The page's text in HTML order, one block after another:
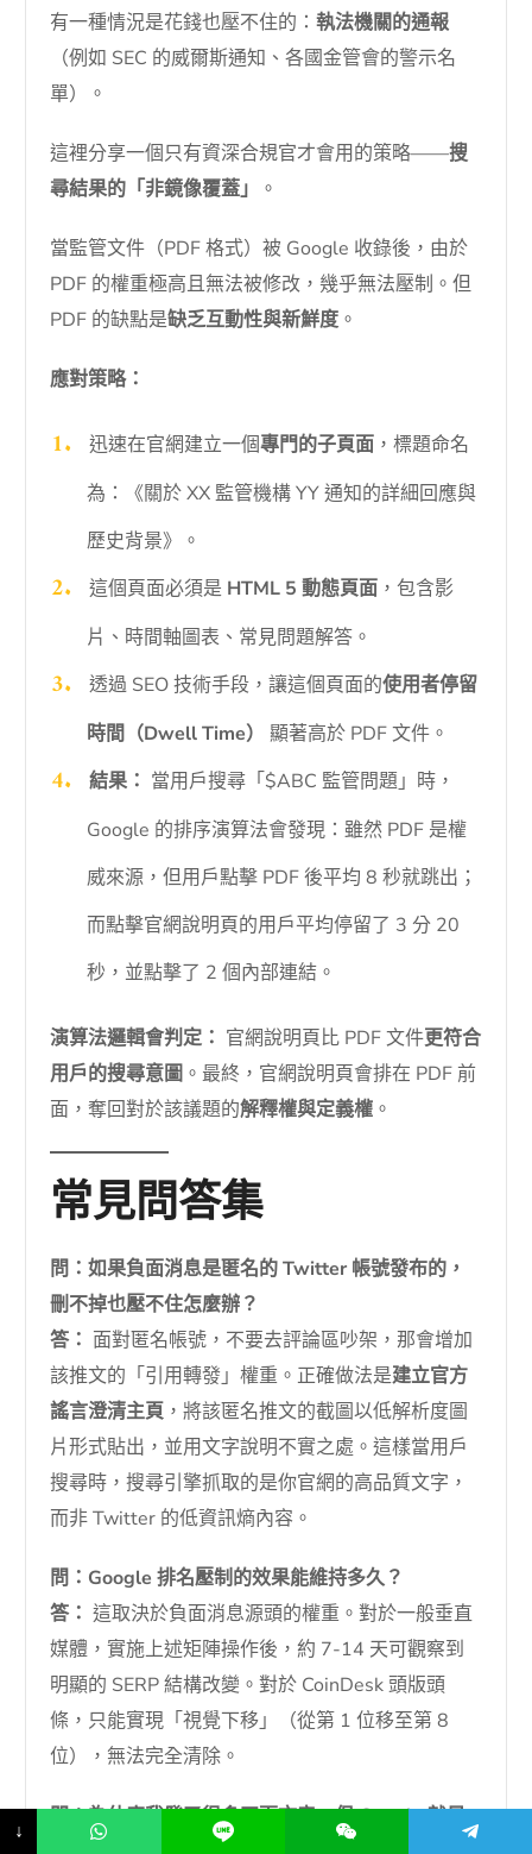
有一種情況是花錢也壓不住的：執法機關的通報
（例如 SEC 的威爾斯通知、各國金管會的警示名
單）。
這裡分享一個只有資深合規官才會用的策略——搜
尋結果的「非鏡像覆蓋」
。
當監管文件（PDF 格式）被 Google 收錄後，由於
PDF 的權重極高且無法被修改，幾乎無法壓制。但
PDF 的缺點是缺乏互動性與新鮮度 。
應對策略：
迅速在官網建立一個專門的子頁面，標題命名
為：《關於 XX 監管機構 YY 通知的詳細回應與
歷史背景》。
這個頁面必須是 HTML 5 動態頁面，包含影
片、時間軸圖表、常見問題解答。
透過 SEO 技術手段，讓這個頁面的使用者停留
時間（Dwell Time）
顯著高於 PDF 文件。
結果： 當用戶搜尋「$ABC 監管問題」時，
Google 的排序演算法會發現：雖然 PDF 是權
威來源，但用戶點擊 PDF 後平均 8 秒就跳出；
而點擊官網說明頁的用戶平均停留了 3 分 20
秒，並點擊了 2 個內部連結。
演算法邏輯會判定： 官網說明頁比 PDF 文件更符合
用戶的搜尋意圖 。最終，官網說明頁會排在 PDF 前
面，奪回對於該議題的解釋權與定義權 。
常見問答集
問：如果負面消息是匿名的 Twitter 帳號發布的，
刪不掉也壓不住怎麼辦？
答： 面對匿名帳號，不要去評論區吵架，那會增加
該推文的「引用轉發」權重。正確做法是建立官方
謠言澄清主頁 ，將該匿名推文的截圖以低解析度圖
片形式貼出，並用文字說明不實之處。這樣當用戶
搜尋時，搜尋引擎抓取的是你官網的高品質文字，
而非 Twitter 的低資訊熵內容。
問：Google 排名壓制的效果能維持多久？
答： 這取決於負面消息源頭的權重。對於一般垂直
媒體，實施上述矩陣操作後，約 7-14 天可觀察到
明顯的 SERP 結構改變。對於 CoinDesk 頭版頭
條，只能實現「視覺下移」（從第 1 位移至第 8
位），無法完全清除。
問：為什麼我發了很多正面文章，但 Google 就是
↓